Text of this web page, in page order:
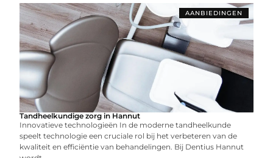
AANBIEDINGEN
Tandheelkundige zorg in Hannut
Innovatieve technologieën In de moderne tandheelkunde
speelt technologie een cruciale rol bij het verbeteren van de
kwaliteit en efficiëntie van behandelingen. Bij Dentius Hannut